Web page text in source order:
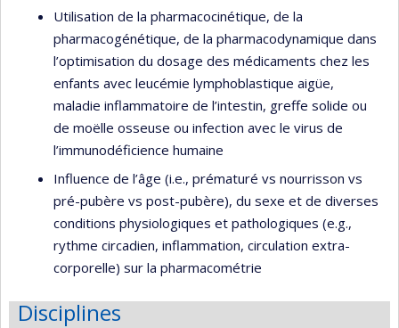
Utilisation de la pharmacocinétique, de la
pharmacogénétique, de la pharmacodynamique dans
l’optimisation du dosage des médicaments chez les
enfants avec leucémie lymphoblastique aigüe,
maladie inflammatoire de l’intestin, greffe solide ou
de moëlle osseuse ou infection avec le virus de
l’immunodéficience humaine
Influence de l’âge (i.e., prématuré vs nourrisson vs
pré-pubère vs post-pubère), du sexe et de diverses
conditions physiologiques et pathologiques (e.g.,
rythme circadien, inflammation, circulation extra-
corporelle) sur la pharmacométrie
Disciplines